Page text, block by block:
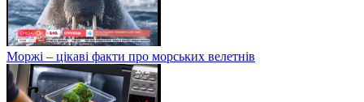
Моржі – цікаві факти про морських велетнів